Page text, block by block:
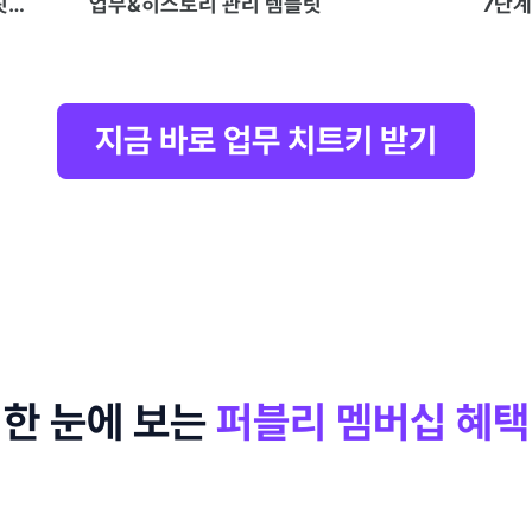
지금 바로 업무 치트키 받기
한 눈에 보는 퍼블리 멤버십 혜택